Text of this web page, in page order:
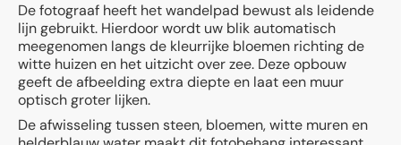
De fotograaf heeft het wandelpad bewust als leidende
lijn gebruikt. Hierdoor wordt uw blik automatisch
meegenomen langs de kleurrijke bloemen richting de
witte huizen en het uitzicht over zee. Deze opbouw
geeft de afbeelding extra diepte en laat een muur
optisch groter lijken.
De afwisseling tussen steen, bloemen, witte muren en